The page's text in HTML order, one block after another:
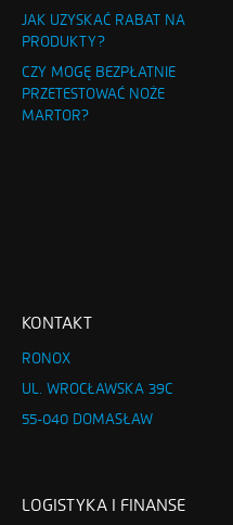
JAK UZYSKAĆ RABAT NA
PRODUKTY?
CZY MOGĘ BEZPŁATNIE
PRZETESTOWAĆ NOŻE
MARTOR?
KONTAKT
RONOX
UL. WROCŁAWSKA 39C
55-040 DOMASŁAW
LOGISTYKA I FINANSE